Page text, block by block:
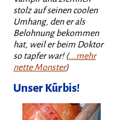
stolz auf seinen coolen
Umhang, den er als
Belohnung bekommen
hat, weil er beim Doktor
so tapfer war! (...mehr
nette Monster)
Unser Kürbis!